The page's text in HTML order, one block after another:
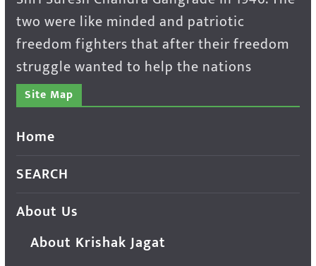
two were like minded and patriotic
freedom fighters that after their freedom
struggle wanted to help the nations
Site Map
Home
SEARCH
About Us
About Krishak Jagat